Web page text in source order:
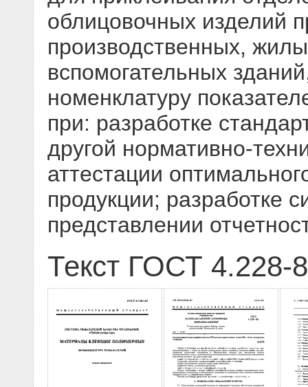
облицовочных изделий
производственных,
вспомогательных
номенклатуру
при: разработке
другой нормативно-
аттестации
продукции; разработке
представлении
Текст ГОСТ 4.228-